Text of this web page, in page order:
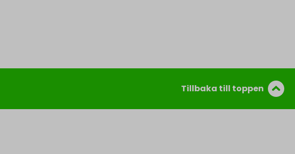
Tillbaka till toppen